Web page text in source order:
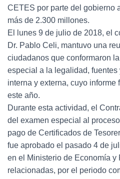
CETES por parte del gobierno
más de 2.300 millones.
El lunes 9 de julio de 2018, el
Dr. Pablo Celi, mantuvo una
ciudadanos que conformaron
especial a la legalidad,
interna y externa, cuyo informe
este año.
Durante esta actividad, el
del examen especial al
pago de Certificados de
fue aprobado el pasado 4 de
en el Ministerio de Economía y
relacionadas, por el periodo